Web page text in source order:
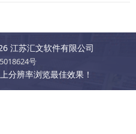
江苏汇文软件有限公司
号
分辨率浏览最佳效果！